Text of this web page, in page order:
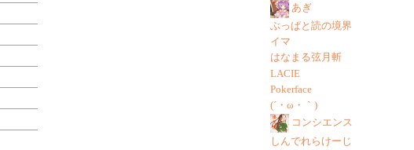
あぎ
ぶっぱと読の境界
イマ
はなまる弦月斬
LACIE
Pokerface
(´・ω・｀)
コンシエンス
しんでれらけーじ